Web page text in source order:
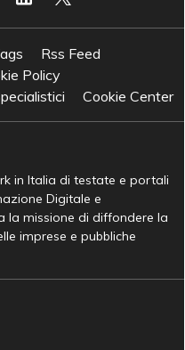
Rss Feed
Policy
Cookie Center
in Italia di testate e portali
Digitale e
la missione di diffondere la
imprese e pubbliche